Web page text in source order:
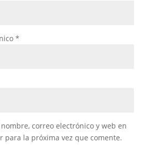
*
correo electrónico y web en
para la próxima vez que comente.